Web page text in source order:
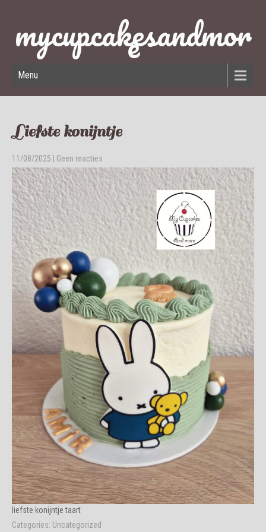
mycupcakesandmor
e
Menu
Liefste konijntje
11/08/2025 Geen reacties
liefste konijntje taart
Categories: Uncategorized